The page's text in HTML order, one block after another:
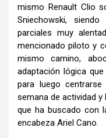
mismo Renault Clio
Sniechowski,
parciales muy
mencionado piloto y
mismo camino,
adaptación lógica
para luego
semana de actividad
que ha buscado con
encabeza Ariel Cano.